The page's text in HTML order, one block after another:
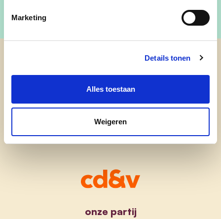
Marketing
Details tonen
Alles toestaan
Weigeren
onze partij